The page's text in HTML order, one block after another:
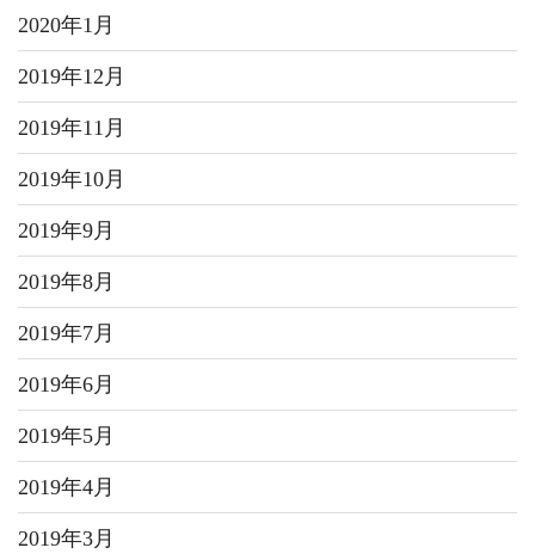
2020年1月
2019年12月
2019年11月
2019年10月
2019年9月
2019年8月
2019年7月
2019年6月
2019年5月
2019年4月
2019年3月